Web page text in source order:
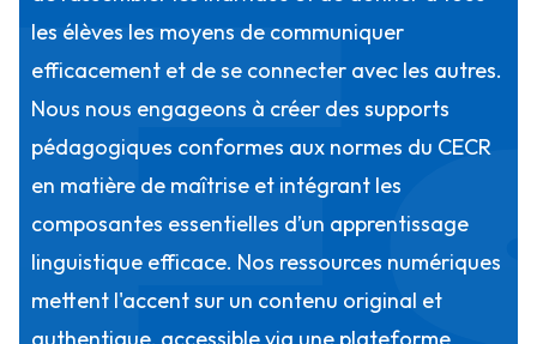
les élèves les moyens de communiquer
efficacement et de se connecter avec les autres.
Nous nous engageons à créer des supports
pédagogiques conformes aux normes du CECR
en matière de maîtrise et intégrant les
composantes essentielles d’un apprentissage
linguistique efficace. Nos ressources numériques
mettent l'accent sur un contenu original et